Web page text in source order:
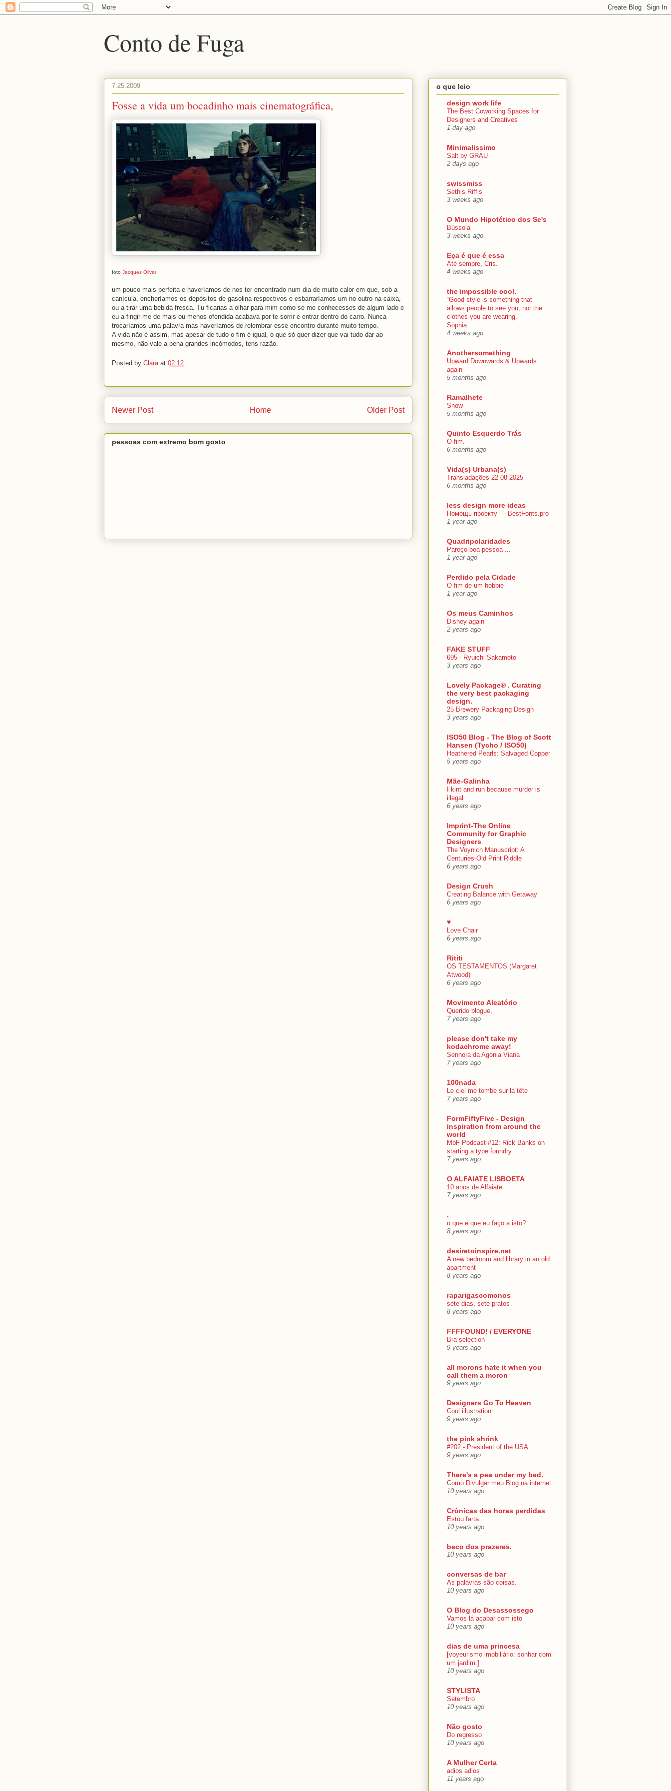
Conto de Fuga
7.25.2009
Fosse a vida um bocadinho mais cinematográfica,
foto Jacques Olivar
um pouco mais perfeita e haveríamos de nos ter encontrado num dia de muito calor em que, sob a
canícula, encheríamos os depósitos de gasolina respectivos e esbarraríamos um no outro na caixa,
ou a tirar uma bebida fresca. Tu ficarias a olhar para mim como se me conhecesses de algum lado e
eu a fingir-me de mais ou menos ofendida acabava por te sorrir e entrar dentro do carro. Nunca
trocaríamos uma palavra mas haveríamos de relembrar esse encontro durante muito tempo.
A vida não é assim, mas apesar de tudo o fim é igual, o que só quer dizer que vai tudo dar ao
mesmo, não vale a pena grandes incómodos, tens razão.
Posted by Clara at 02:12
Newer Post Older Post
Home
pessoas com extremo bom gosto
o que leio
design work life
The Best Coworking Spaces for
Designers and Creatives
1 day ago
Minimalissimo
Salt by GRAU
2 days ago
swissmiss
Seth’s Riff’s
3 weeks ago
O Mundo Hipotético dos Se's
Bússola
3 weeks ago
Eça é que é essa
Até sempre, Cris.
4 weeks ago
the impossible cool.
“Good style is something that
allows people to see you, not the
clothes you are wearing.” -
Sophia…
4 weeks ago
Anothersomething
Upward Downwards & Upwards
again
5 months ago
Ramalhete
Snow
5 months ago
Quinto Esquerdo Trás
O fim.
6 months ago
Vida(s) Urbana(s)
Transladações 22-08-2025
6 months ago
less design more ideas
Помощь проекту — BestFonts.pro
1 year ago
Quadripolaridades
Pareço boa pessoa ...
1 year ago
Perdido pela Cidade
O fim de um hobbie
1 year ago
Os meus Caminhos
Disney again
2 years ago
FAKE STUFF
695 - Ryuichi Sakamoto
3 years ago
Lovely Package® . Curating
the very best packaging
design.
25 Brewery Packaging Design
3 years ago
ISO50 Blog - The Blog of Scott
Hansen (Tycho / ISO50)
Heathered Pearls: Salvaged Copper
5 years ago
Mãe-Galinha
I kint and run because murder is
illegal
6 years ago
Imprint-The Online
Community for Graphic
Designers
The Voynich Manuscript: A
Centuries-Old Print Riddle
6 years ago
Design Crush
Creating Balance with Getaway
6 years ago
♥
Love Chair
6 years ago
Rititi
OS TESTAMENTOS (Margaret
Atwood)
6 years ago
Movimento Aleatório
Querido blogue,
7 years ago
please don't take my
kodachrome away!
Senhora da Agonia Viana
7 years ago
100nada
Le ciel me tombe sur la tête
7 years ago
FormFiftyFive - Design
inspiration from around the
world
MbF Podcast #12: Rick Banks on
starting a type foundry
7 years ago
O ALFAIATE LISBOETA
10 anos de Alfaiate
7 years ago
.
o que é que eu faço a isto?
8 years ago
desiretoinspire.net
A new bedroom and library in an old
apartment
8 years ago
raparigascomonos
sete dias, sete pratos
8 years ago
FFFFOUND! / EVERYONE
Bra selection
9 years ago
all morons hate it when you
call them a moron
9 years ago
Designers Go To Heaven
Cool illustration
9 years ago
the pink shrink
#202 - President of the USA
9 years ago
There's a pea under my bed.
Como Divulgar meu Blog na internet
10 years ago
Crónicas das horas perdidas
Estou farta.
10 years ago
beco dos prazeres.
10 years ago
conversas de bar
As palavras são coisas.
10 years ago
O Blog do Desassossego
Vamos lá acabar com isto
10 years ago
dias de uma princesa
[voyeurismo imobiliário: sonhar com
um jardim.]
10 years ago
STYLISTA
Setembro
10 years ago
Não gosto
Do regresso
10 years ago
A Mulher Certa
adios adios
11 years ago